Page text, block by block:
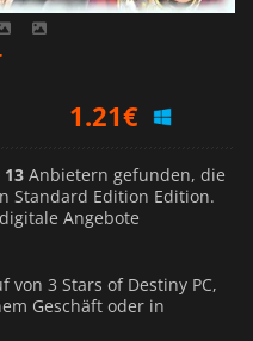
1.21€
0.59€
13 Anbietern gefunden, die
Standard Edition Edition.
digitale Angebote
von 3 Stars of Destiny PC,
Geschäft oder in